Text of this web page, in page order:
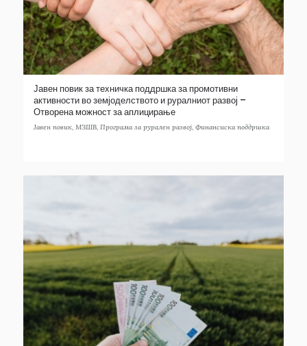
Јавен повик за техничка поддршка за промотивни
активности во земјоделството и руралниот развој –
Отворена можност за аплицирање
Јавен повик, МЗШВ, Програма за рурален развој, Финансиска поддршка